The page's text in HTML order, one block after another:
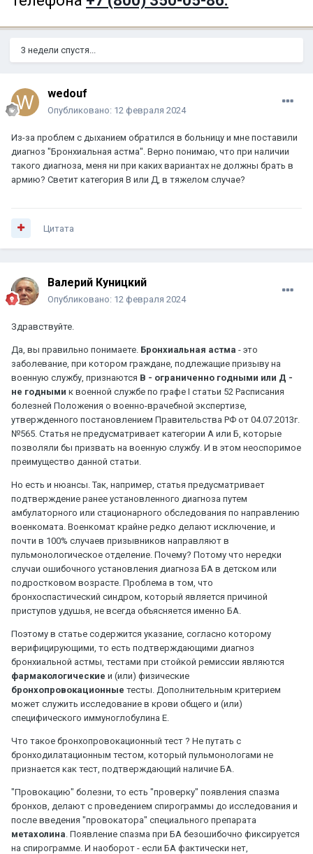
3 недели спустя...
wedouf
Опубликовано: 12 февраля 2024
Из-за проблем с дыханием обратился в больницу и мне поставили
диагноз "Бронхиальная астма". Верно понимаю, что при наличии
такого диагноза, меня ни при каких вариантах не должны брать в
армию? Светит категория В или Д, в тяжелом случае?
Цитата
Валерий Куницкий
Опубликовано: 12 февраля 2024
Здравствуйте.
Да, вы правильно понимаете. Бронхиальная астма - это
заболевание, при котором граждане, подлежащие призыву на
военную службу, признаются В - ограниченно годными или Д -
не годными к военной службе по графе I статьи 52 Расписания
болезней Положения о военно-врачебной экспертизе,
утвержденного постановлением Правительства РФ от 04.07.2013г.
№565. Статья не предусматривает категории А или Б, которые
позволяли бы призвать на военную службу. И в этом неоспоримое
преимущество данной статьи.
Но есть и нюансы. Так, например, статья предусматривает
подтверждение ранее установленного диагноза путем
амбулаторного или стационарного обследования по направлению
военкомата. Военкомат крайне редко делают исключение, и
почти в 100% случаев призывников направляют в
пульмонологическое отделение. Почему? Потому что нередки
случаи ошибочного установления диагноза БА в детском или
подростковом возрасте. Проблема в том, что
бронхоспастический синдром, который является причиной
приступов удушья, не всегда объясняется именно БА.
Поэтому в статье содержится указание, согласно которому
верифицирующими, то есть подтверждающими диагноз
бронхиальной астмы, тестами при стойкой ремиссии являются
фармакологические и (или) физические
бронхопровокационные тесты. Дополнительным критерием
может служить исследование в крови общего и (или)
специфического иммуноглобулина E.
Что такое бронхопровокационный тест ? Не путать с
бронходилатационным тестом, который пульмонологами не
признается как тест, подтверждающий наличие БА.
"Провокацию" болезни, то есть "проверку" появления спазма
бронхов, делают с проведением спирограммы до исследования и
после введения "провокатора" специального препарата
метахолина . Появление спазма при БА безошибочно фиксируется
на спирограмме. И наоборот - если БА фактически нет,